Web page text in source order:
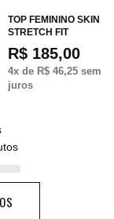
TOP FEMININO SKIN
STRETCH FIT
R$ 185,00
4x de R$ 46,25sem
juros